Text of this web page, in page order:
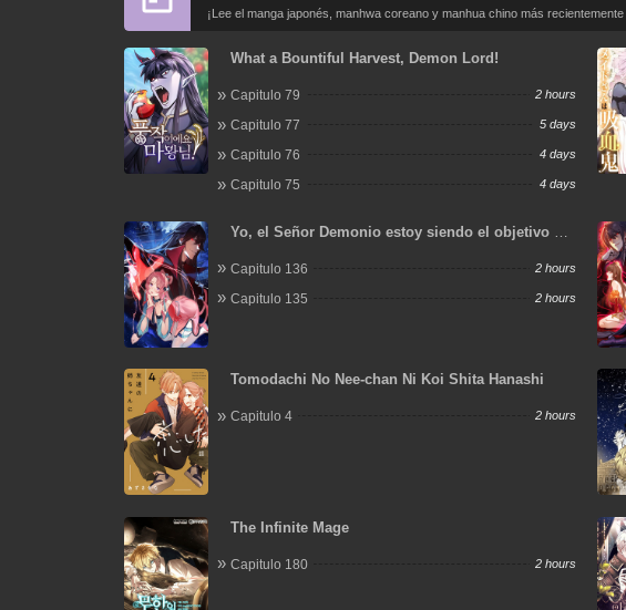
¡Lee el manga japonés, manhwa coreano y manhua chino más
What a Bountiful Harvest, Demon Lord!
Capitulo 79 2 hours
Capitulo 77 5 days
Capitulo 76 4 days
Capitulo 75 4 days
Yo, el Señor Demonio estoy siendo el objetivo de
Capitulo 136 2 hours
Capitulo 135 2 hours
Tomodachi No Nee-chan Ni Koi Shita Hanashi
Capitulo 4 2 hours
The Infinite Mage
Capitulo 180 2 hours